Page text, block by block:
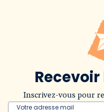
Inscrivez-vous pour
Votre adresse mail